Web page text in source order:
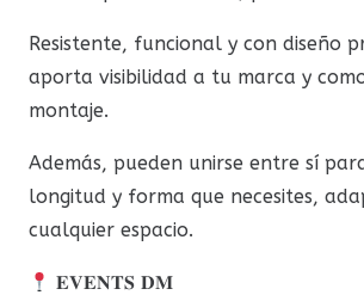
Resistente, funcional y con diseño
aporta visibilidad a tu marca y
montaje.
Además, pueden unirse entre sí
longitud y forma que necesites,
cualquier espacio.
𝐄𝐕𝐄𝐍𝐓𝐒 𝐃𝐌